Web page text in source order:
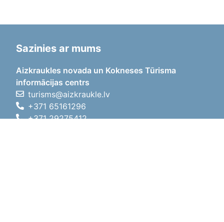
Sazinies ar mums
Aizkraukles novada un Kokneses Tūrisma
informācijas centrs
turisms@aizkraukle.lv
+371 65161296
+371 29275412